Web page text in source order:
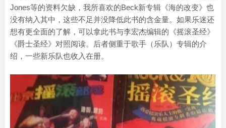
Jones等的资料欠缺，我所喜欢的Beck新专辑《海的改变》也
没有纳入其中，这些不足并没降低此书的含金量。如果乐迷还
想有更全面的了解，可以拿此书与李宏杰编辑的《摇滚圣经》
《爵士圣经》对照阅读。后者侧重于歌手（乐队）专辑的介
绍，一些新乐队也收入在册。